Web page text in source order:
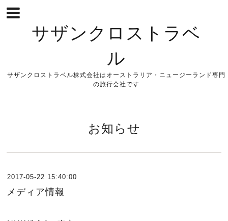
サザンクロストラベ
ル
サザンクロストラベル株式会社はオーストラリア・ニュージーランド専門
の旅行会社です
お知らせ
2017-05-22 15:40:00
メディア情報